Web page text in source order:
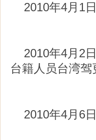
2010年4月1
2010年4月2
台籍人员台湾驾
2010年4月6